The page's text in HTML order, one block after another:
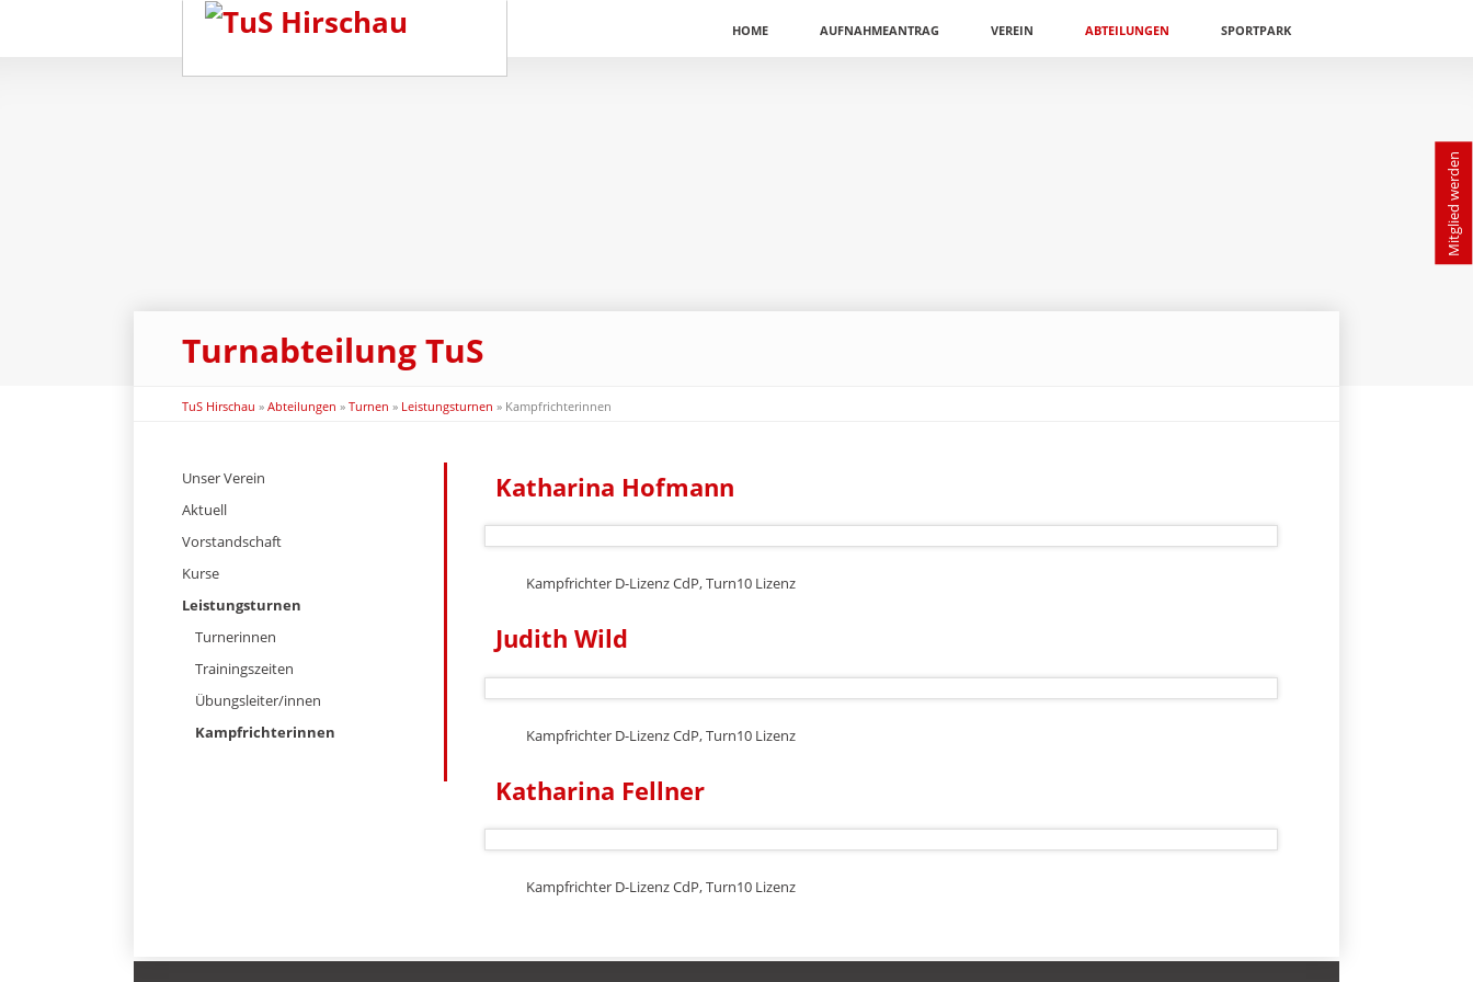
Mitglied werden
überspringen
HOME AUFNAHMEANTRAG VEREIN ABTEILUNGEN SPORTPARK
Turnabteilung TuS
TuS Hirschau » Abteilungen » Turnen » Leistungsturnen » Kampfrichterinnen
Navigation
Unser Verein
Aktuell
Vorstandschaft
Kurse
Leistungsturnen
Turnerinnen
Trainingszeiten
Übungsleiter/innen
Kampfrichterinnen
Katharina Hofmann
Kampfrichter D-Lizenz CdP, Turn10 Lizenz
Judith Wild
Kampfrichter D-Lizenz CdP, Turn10 Lizenz
Katharina Fellner
Kampfrichter D-Lizenz CdP, Turn10 Lizenz